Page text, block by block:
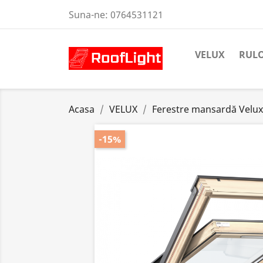
Suna-ne: 0764531121
VELUX
Acasa VELUX Ferestre mansardă Velux
-15%